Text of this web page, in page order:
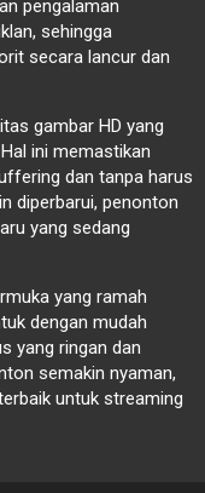
pengalaman
sehingga
secara lancur dan
gambar HD yang
ini memastikan
dan tanpa harus
diperbarui, penonton
yang sedang
yang ramah
dengan mudah
yang ringan dan
semakin nyaman,
untuk streaming